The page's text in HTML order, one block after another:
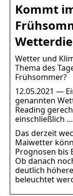
Kommt
Wetter und
Thema des
Frühsommer?
12.05.2021 —
genannten
Reading
einschließlich …
Das derzeit
Maiwetter
Prognosen bis
Ob danach
deutlich
beleuchtet